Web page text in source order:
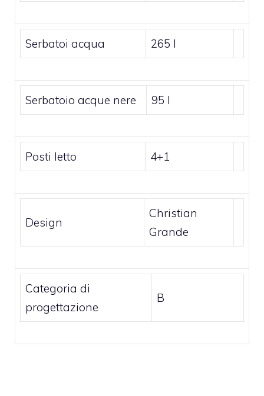
Serbatoi acqua 265 l
Serbatoio acque nere 95 l
Posti letto 4+1
Design
Christian
Grande
Categoria di
progettazione
B